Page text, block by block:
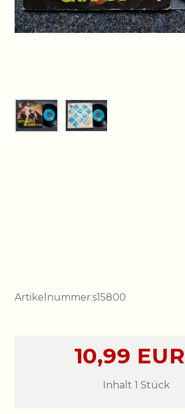
Artikelnummer:s15800
10,99 EUR
Inhalt 1 Stück